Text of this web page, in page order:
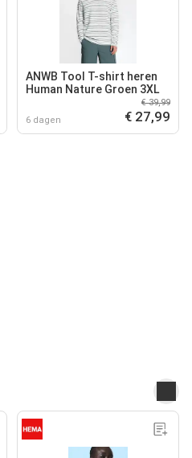
ANWB Tool T-shirt heren
Human Nature Groen 3XL
6 dagen
€ 39,99
€ 27,99